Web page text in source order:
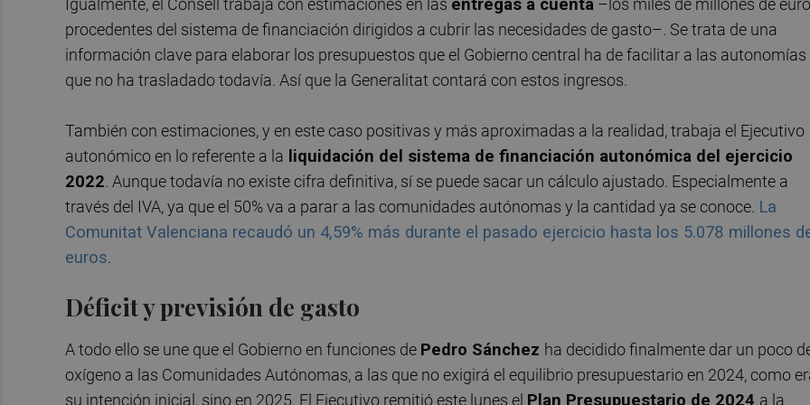
Igualmente, el Consell trabaja con estimaciones en las entregas a cuenta –los miles de millones de
procedentes del sistema de financiación dirigidos a cubrir las necesidades de gasto–. Se trata de una
información clave para elaborar los presupuestos que el Gobierno central ha de facilitar a las autonomías
que no ha trasladado todavía. Así que la Generalitat contará con estos ingresos.
También con estimaciones, y en este caso positivas y más aproximadas a la realidad, trabaja el Ejecutivo
autonómico en lo referente a la liquidación del sistema de financiación autonómica del ejercicio
2022. Aunque todavía no existe cifra definitiva, sí se puede sacar un cálculo ajustado. Especialmente a
través del IVA, ya que el 50% va a parar a las comunidades autónomas y la cantidad ya se conoce. La
Comunitat Valenciana recaudó un 4,59% más durante el pasado ejercicio hasta los 5.078 millones
euros.
Déficit y previsión de gasto
A todo ello se une que el Gobierno en funciones de Pedro Sánchez ha decidido finalmente dar un poco
oxígeno a las Comunidades Autónomas, a las que no exigirá el equilibrio presupuestario en 2024, como
su intención inicial, sino en 2025. El Ejecutivo remitió este lunes el Plan Presupuestario de 2024 a la